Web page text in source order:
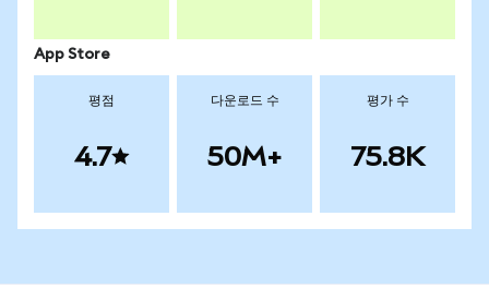
App Store
평점
4.7
다운로드 수
50M+
평가 수
75.8K